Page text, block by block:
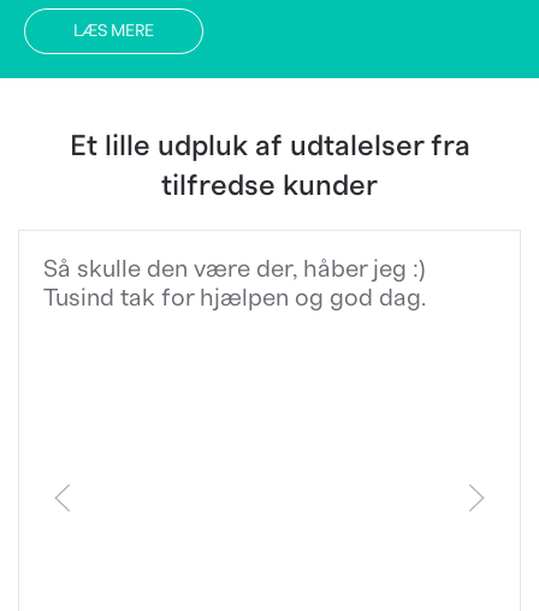
LÆS MERE
Et lille udpluk af udtalelser fra
tilfredse kunder
Så skulle den være der, håber jeg :)
Tusind tak for hjælpen og god dag.